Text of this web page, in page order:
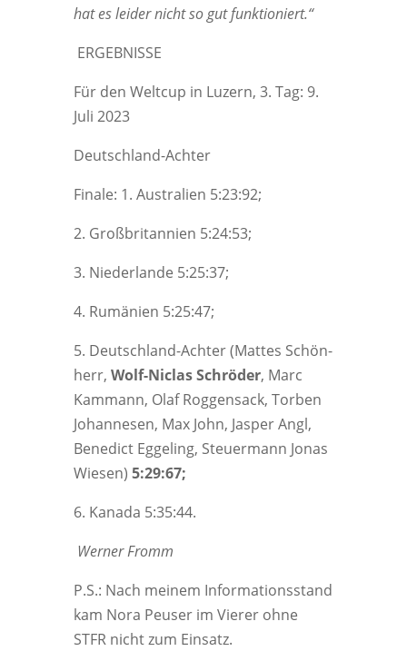
hat es lei­der nicht so gut funktioniert.“
ERGEBNISSE
Für den Welt­cup in Luzern, 3. Tag: 9.
Juli 2023
Deutsch­land-Ach­ter
Fina­le: 1. Aus­tra­li­en 5:23:92;
2. Groß­bri­tan­ni­en 5:24:53;
3. Nie­der­lan­de 5:25:37;
4. Rumä­ni­en 5:25:47;
5. Deutsch­land-Ach­ter (Mat­tes Schön­
herr, Wolf-Nic­las Schrö­der, Marc
Kam­mann, Olaf Rog­gen­sack, Tor­ben
Johan­nesen, Max John, Jas­per Angl,
Bene­dict Egge­ling, Steu­er­mann Jonas
Wie­sen) 5:29:67;
6. Kana­da 5:35:44.
Wer­ner Fromm
P.S.: Nach mei­nem Infor­ma­ti­ons­stand
kam Nora Peu­ser im Vie­rer ohne
STFR nicht zum Einsatz.